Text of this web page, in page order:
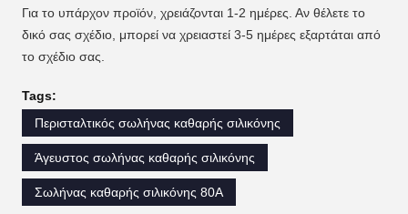
Για το υπάρχον προϊόν, χρειάζονται 1-2 ημέρες. Αν θέλετε το
δικό σας σχέδιο, μπορεί να χρειαστεί 3-5 ημέρες εξαρτάται από
το σχέδιο σας.
Tags:
Περισταλτικός σωλήνας καθαρής σιλικόνης
Άγευστος σωλήνας καθαρής σιλικόνης
Σωλήνας καθαρής σιλικόνης 80A